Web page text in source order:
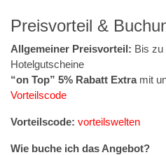
Preisvorteil &
Allgemeiner Preisvorteil: Bis zu
Hotelgutscheine
“on Top” 5% Rabatt Extramit
Vorteilscode
Vorteilscode: vorteilswelten
Wie buche ich das Angebot?